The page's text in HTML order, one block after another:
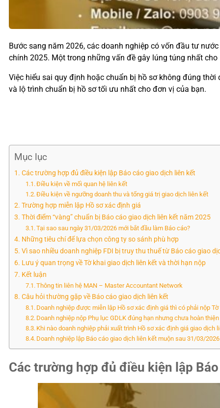
Bước sang năm 2026, các doanh nghiệp có vốn đầu tư
chính 2025. Một trong những vấn đề gây lúng túng nhất
Việc hiểu sai quy định hoặc chuẩn bị hồ sơ không đúng
và lộ trình chuẩn bị hồ sơ tối ưu nhất cho đơn vị của bạn.
Mục lục
Các trường hợp đủ điều kiện lập Báo cáo giao dịch liên kết
Điều kiện về mối quan hệ liên kết
Điều kiện về ngưỡng doanh thu và tổng giá trị giao dịch liên kết
Trường hợp miễn lập Hồ sơ xác định giá
Thời điểm “vàng” chuẩn bị Báo cáo giao dịch liên kết năm 2025
Tại sao sau ngày 31/03/2026 mới bắt đầu làm Báo cáo?
Những tiêu chí để lựa chọn công ty so sánh phù hợp
Vì sao nhiều doanh nghiệp FDI bị truy thu thuế từ Báo cáo giao
Lưu ý quan trọng về Tờ khai giao dịch liên kết và thời hạn nộp
Kết luận
Thông tin liên hệ MAN – Master Accountant Network
Câu hỏi thường gặp về Báo cáo giao dịch liên kết
Doanh nghiệp được miễn lập Hồ sơ xác định giá thì có phải nộp
Doanh nghiệp nộp Phụ lục GDLK đúng hạn nhưng chưa hoàn
Khi nào doanh nghiệp phải xuất trình Hồ sơ xác định giá giao dịch
Doanh nghiệp lập Báo cáo giao dịch liên kết muộn sau 31/03/
Các trường hợp đủ điều kiện lập